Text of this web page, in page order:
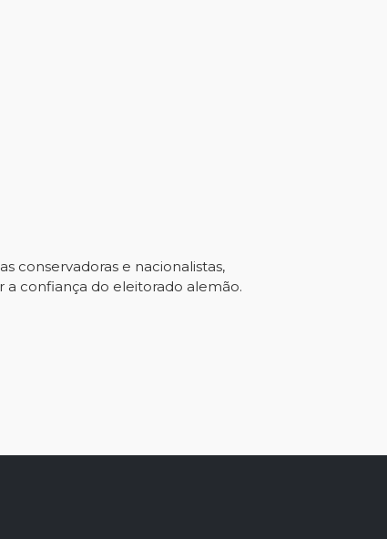
conservadoras e nacionalistas,
a confiança do eleitorado alemão.